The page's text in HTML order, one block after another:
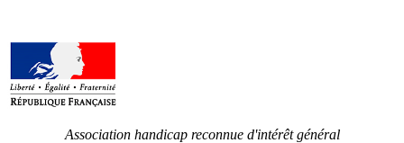
Association handicap reconnue d'intérêt général